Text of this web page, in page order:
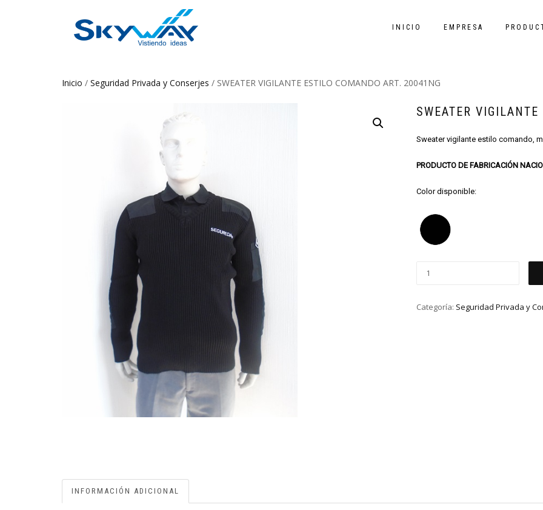
INICIO EMPRESA
Inicio / Seguridad Privada y Conserjes / SWEATER VIGILANTE ESTILO COMANDO ART. 20041NG
SWEATER
Sweater vigilante estilo comando,
PRODUCTO DE FABRICACIÓN
Color disponible:
Categoría: Seguridad Privada y
INFORMACIÓN ADICIONAL